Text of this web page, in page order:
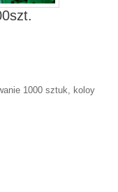
1000 sztuk, koloy